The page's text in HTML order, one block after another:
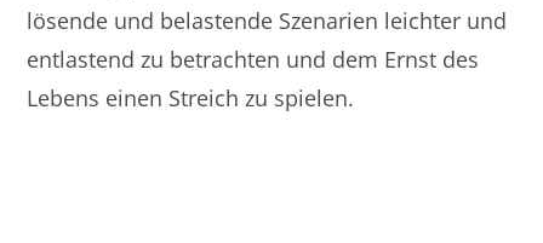
lösende und belastende Szenarien leichter und
entlastend zu betrachten und dem Ernst des
Lebens einen Streich zu spielen.